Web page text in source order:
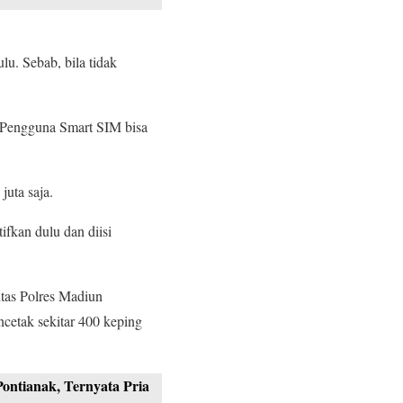
Sebab, bila tidak
Smart SIM bisa
saja.
dulu dan diisi
Polres Madiun
sekitar 400 keping
Ternyata Pria